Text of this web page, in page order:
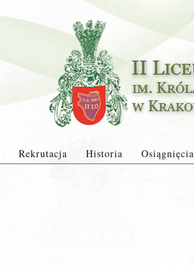
Rekrutacja Historia Osiągnięcia